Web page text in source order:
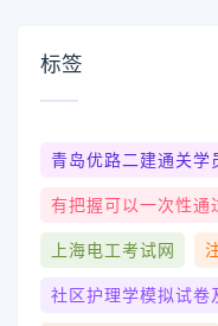
标签
青岛优路二建通关学
有把握可以一次性通
上海电工考试网
社区护理学模拟试